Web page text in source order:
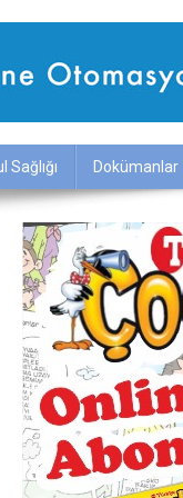
Sağlığı Dokümanlar